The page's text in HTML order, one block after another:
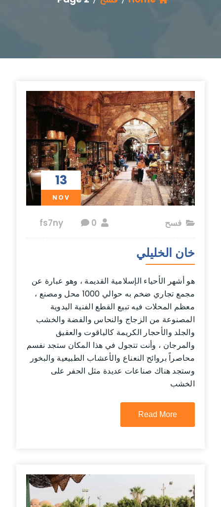
13
NOV
فسح 0
خان الخليلي
هو أشهر الأحياء الإسلامية القديمة ، وهو عبارة عن
مجمع تجاري ضخم به حوالي 1000 محل ومصنع ،
معظم المحلات فيه تبيع القطع الفنية اليدوية
المصنوعة من الزجاج والنحاس والفضة والخشب
والجلد والأحجار الكريمة كالياقوت والعقيق
والمرجان ، وأنت تتجول في هذا المكان ستجد نفسم
محاصراً بروائح النعناع والأعشاب الطبيعية والبخور
وستجد هناك صناعات عديدة مثل الحفر على
الخشب
Read More